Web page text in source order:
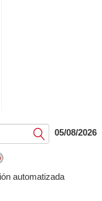
Submit05/08/2026
automatizada